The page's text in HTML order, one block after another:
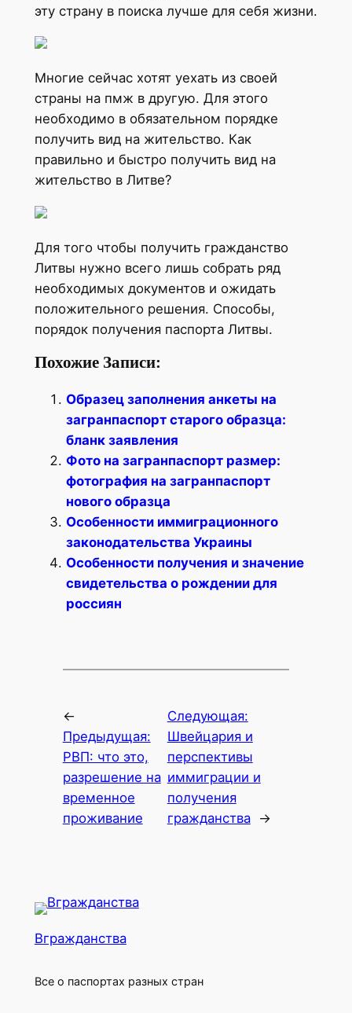
эту страну в поиска лучше для себя жизни.
Многие сейчас хотят уехать из своей
страны на пмж в другую. Для этого
необходимо в обязательном порядке
получить вид на жительство. Как
правильно и быстро получить вид на
жительство в Литве?
Для того чтобы получить гражданство
Литвы нужно всего лишь собрать ряд
необходимых документов и ожидать
положительного решения. Способы,
порядок получения паспорта Литвы.
Похожие Записи:
Образец заполнения анкеты на
загранпаспорт старого образца:
бланк заявления
Фото на загранпаспорт размер:
фотография на загранпаспорт
нового образца
Особенности иммиграционного
законодательства Украины
Особенности получения и значение
свидетельства о рождении для
россиян
←
Предыдущая:
РВП: что это,
разрешение на
временное
проживание
Следующая:
Швейцария и
перспективы
иммиграции и
получения
гражданства
→
Вгражданства
Все о паспортах разных стран